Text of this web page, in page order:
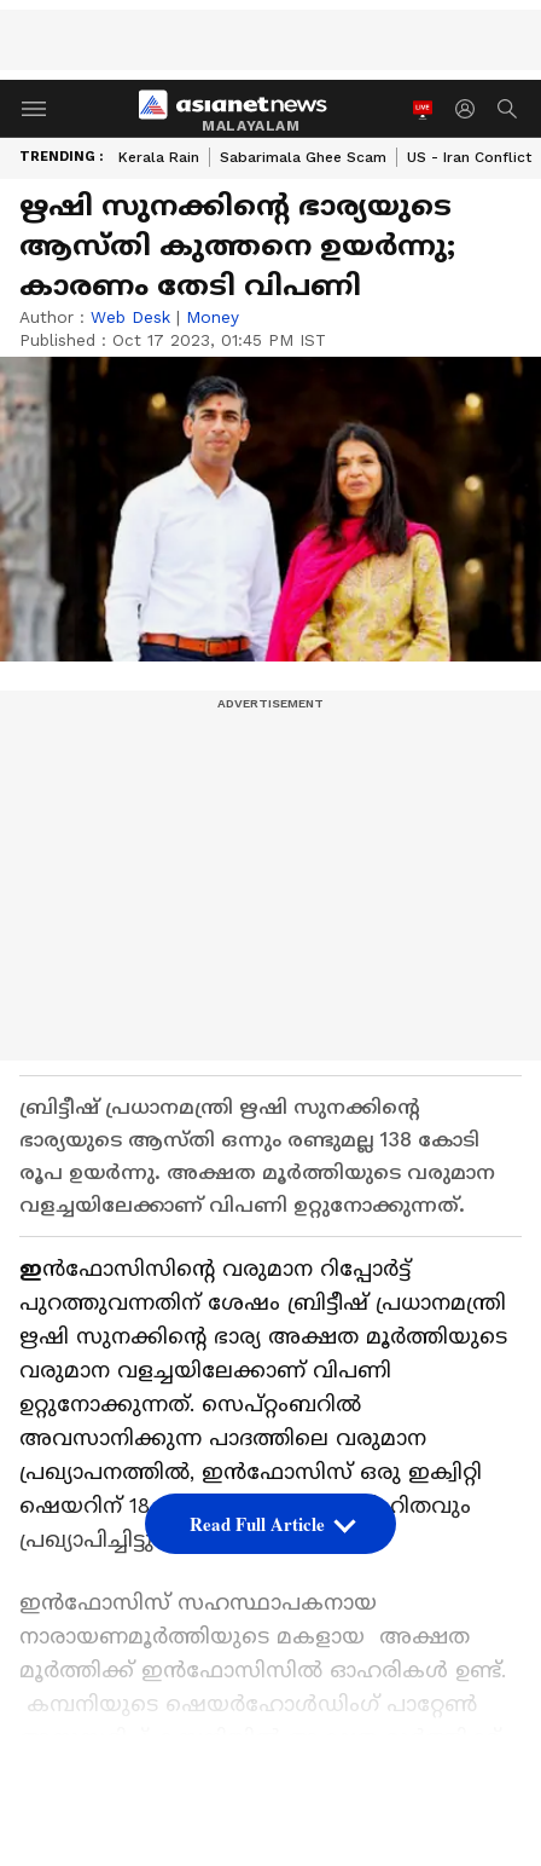
MALAYALAM
TRENDING : Kerala Rain Sabarimala Ghee Scam US - Iran Conflict
ഋഷി സുനക്കിന്റെ ഭാര്യയുടെ
ആസ്തി കുത്തനെ ഉയർന്നു;
കാരണം തേടി വിപണി
Author : Web Desk | Money
Published : Oct 17 2023, 01:45 PM IST
ബ്രിട്ടീഷ് പ്രധാനമന്ത്രി ഋഷി സുനക്കിന്റെ
ഭാര്യയുടെ ആസ്തി ഒന്നും രണ്ടുമല്ല 138 കോടി
രൂപ ഉയർന്നു. അക്ഷത മൂർത്തിയുടെ വരുമാന
വളച്ചയിലേക്കാണ് വിപണി ഉറ്റുനോക്കുന്നത്.
ഇൻഫോസിസിന്റെ വരുമാന റിപ്പോർട്ട്
പുറത്തുവന്നതിന് ശേഷം ബ്രിട്ടീഷ് പ്രധാനമന്ത്രി
ഋഷി സുനക്കിന്റെ ഭാര്യ അക്ഷത മൂർത്തിയുടെ
വരുമാന വളച്ചയിലേക്കാണ് വിപണി
ഉറ്റുനോക്കുന്നത്. സെപ്റ്റംബറിൽ
അവസാനിക്കുന്ന പാദത്തിലെ വരുമാന
പ്രഖ്യാപനത്തിൽ, ഇൻഫോസിസ് ഒരു ഇക്വിറ്റി
ഷെയറിന് 18 രൂപ ഇടക്കാല ലാഭവിഹിതവും
പ്രഖ്യാപിച്ചിട്ടുണ്ട്
ഇൻഫോസിസ് സഹസ്ഥാപകനായ
നാരായണമൂർത്തിയുടെ മകളായ അക്ഷത
മൂർത്തിക്ക് ഇൻഫോസിസിൽ ഓഹരികൾ ഉണ്ട്.
കമ്പനിയുടെ ഷെയർഹോൾഡിംഗ് പാറ്റേൺ
Read Full Article